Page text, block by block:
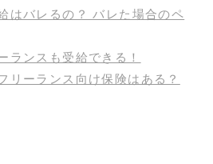
はバレるの？ バレた場合のペ
ランスも受給できる！
リーランス向け保険はある？